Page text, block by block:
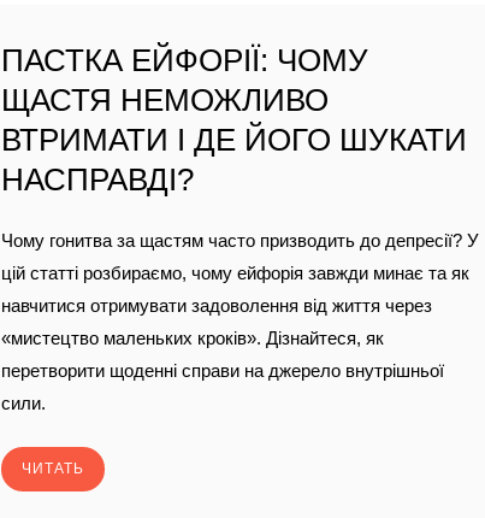
ПАСТКА ЕЙФОРІЇ: ЧОМУ
ЩАСТЯ НЕМОЖЛИВО
ВТРИМАТИ І ДЕ ЙОГО ШУКАТИ
НАСПРАВДІ?
Чому гонитва за щастям часто призводить до депресії? У
цій статті розбираємо, чому ейфорія завжди минає та як
навчитися отримувати задоволення від життя через
«мистецтво маленьких кроків». Дізнайтеся, як
перетворити щоденні справи на джерело внутрішньої
сили.
ЧИТАТЬ